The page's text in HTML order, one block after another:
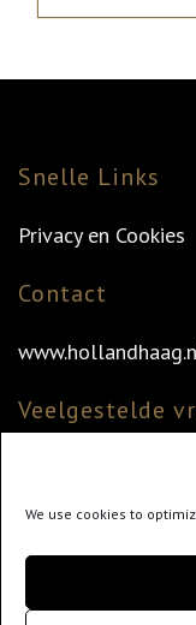
We use cookies to
Snelle Links
Privacy en Cookies
Contact
Veelgestelde
Veelgestelde
Klantenservice